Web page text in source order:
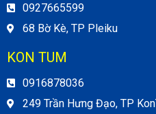
0927665599
68 Bờ Kè, TP Pleiku
KON TUM
0916878036
249 Trần Hưng Đạo, TP